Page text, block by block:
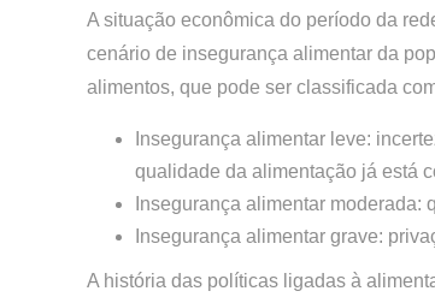
A situação econômica do período da
cenário de insegurança alimentar da
alimentos, que pode ser classificada
Insegurança alimentar leve:
qualidade da alimentação já está
Insegurança alimentar
Insegurança alimentar grave:
A história das políticas ligadas à